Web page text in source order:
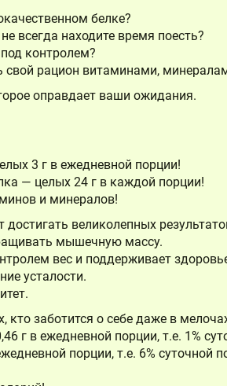
белке?
всегда находите время поесть?
контролем?
свой рацион витаминами,
оправдает ваши ожидания.
3 г в ежедневной порции!
— целых 24 г в каждой порции!
и минералов!
великолепных
мышечную массу.
вес и поддерживает
усталости.
заботится о себе даже в
г в ежедневной порции, т.е. 1%
порции, т.е. 6% суточной